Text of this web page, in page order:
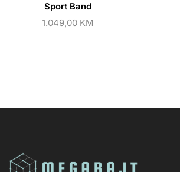
Sport Band
1.049,00 KM